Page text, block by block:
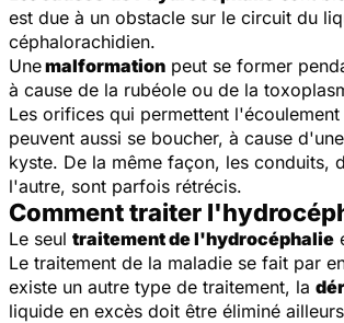
est due à un obstacle sur le circuit du
céphalorachidien.
Unemalformation peut se former
à cause de la rubéole ou de la
Les orifices qui permettent
peuvent aussi se boucher, à cause
kyste. De la même façon, les conduits,
l'autre, sont parfois rétrécis.
Comment traiter
Le seul traitement de l'hydrocéphalie
Le traitement de la maladie se fait par
existe un autre type de traitement, la
liquide en excès doit être éliminé